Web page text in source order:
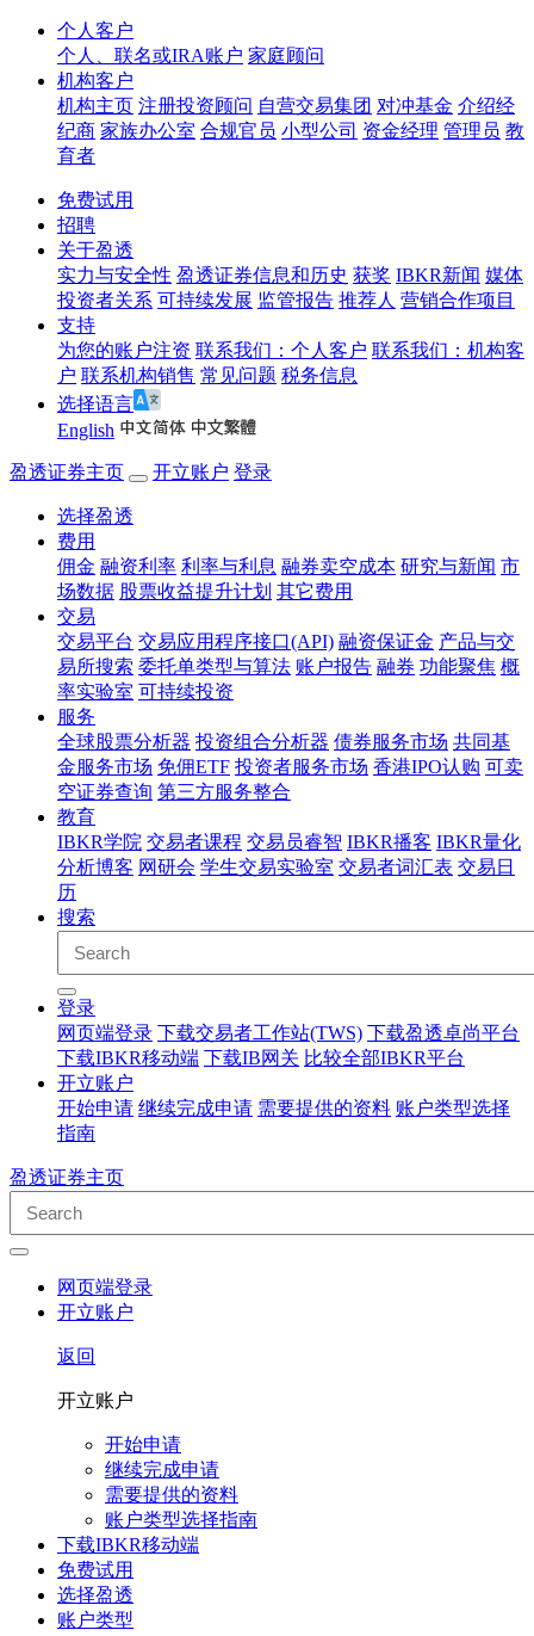
个人客户
个人、联名或IRA账户 家庭顾问
机构客户
机构主页 注册投资顾问 自营交易集团 对冲基金 介绍经
纪商 家族办公室 合规官员 小型公司 资金经理 管理员 教
育者
免费试用
招聘
关于盈透
实力与安全性 盈透证券信息和历史 获奖 IBKR新闻 媒体
投资者关系 可持续发展 监管报告 推荐人 营销合作项目
支持
为您的账户注资 联系我们：个人客户 联系我们：机构客
户 联系机构销售 常见问题 税务信息
选择语言
English
盈透证券主页 开立账户 登录
选择盈透
费用
佣金 融资利率 利率与利息 融券卖空成本 研究与新闻 市
场数据 股票收益提升计划 其它费用
交易
交易平台 交易应用程序接口(API) 融资保证金 产品与交
易所搜索 委托单类型与算法 账户报告 融券 功能聚焦 概
率实验室 可持续投资
服务
全球股票分析器 投资组合分析器 债券服务市场 共同基
金服务市场 免佣ETF 投资者服务市场 香港IPO认购 可卖
空证券查询 第三方服务整合
教育
IBKR学院 交易者课程 交易员睿智 IBKR播客 IBKR量化
分析博客 网研会 学生交易实验室 交易者词汇表 交易日
历
搜索
登录
网页端登录 下载交易者工作站(TWS) 下载盈透卓尚平台
下载IBKR移动端 下载IB网关 比较全部IBKR平台
开立账户
开始申请 继续完成申请 需要提供的资料 账户类型选择
指南
盈透证券主页
网页端登录
开立账户
返回
开立账户
开始申请
继续完成申请
需要提供的资料
账户类型选择指南
下载IBKR移动端
免费试用
选择盈透
账户类型